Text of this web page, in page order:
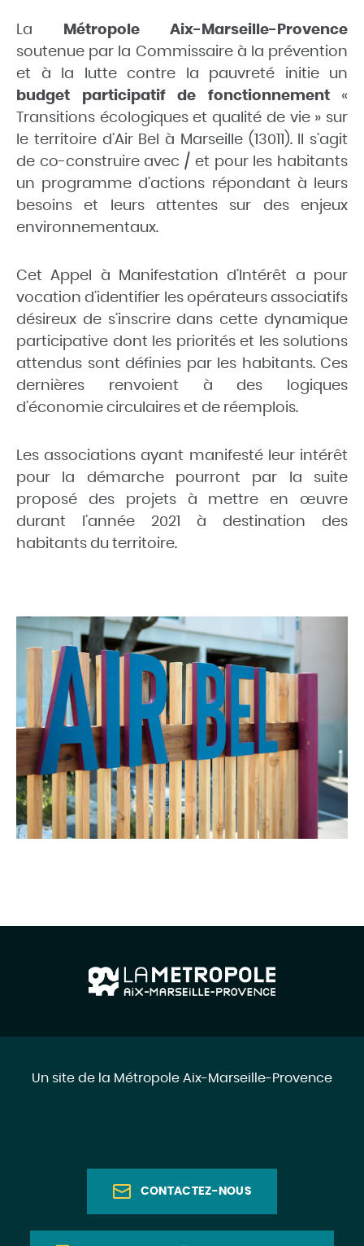
La
Métropole Aix-Marseille-Provence
soutenue par la Commissaire à la prévention
et à la lutte contre la pauvreté initie un
budget participatif de fonctionnement«
Transitions écologiques et qualité de vie » sur
le territoire d’Air Bel à Marseille (13011). Il s’agit
de co-construire avec / et pour les habitants
un programme d’actions répondant à leurs
besoins et leurs attentes sur des enjeux
environnementaux.
Cet Appel à Manifestation d’Intérêt a pour
vocation d’identifier les opérateurs associatifs
désireux de s’inscrire dans cette dynamique
participative dont les priorités et les solutions
attendus sont définies par les habitants. Ces
dernières renvoient à des logiques
d’économie circulaires et de réemplois.
Les associations ayant manifesté leur intérêt
pour la démarche pourront par la suite
proposé des projets à mettre en œuvre
durant l’année 2021 à destination des
habitants du territoire.
Un site de la Métropole Aix-Marseille-Provence
CONTACTEZ-NOUS